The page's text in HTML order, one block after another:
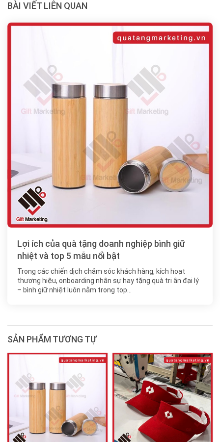
BÀI VIẾT LIÊN QUAN
Lợi ích của quà tặng doanh nghiệp bình giữ
nhiệt và top 5 mẫu nổi bật
Trong các chiến dịch chăm sóc khách hàng, kích hoạt
thương hiệu, onboarding nhân sự hay tặng quà tri ân đại lý
– bình giữ nhiệt luôn nằm trong top…
SẢN PHẨM TƯƠNG TỰ